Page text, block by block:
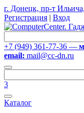
г. Донецк, пр-т
Регистрация | Вход
+7 (949) 361-77-36 —
email: mail@cc-dn.ru
3
Каталог